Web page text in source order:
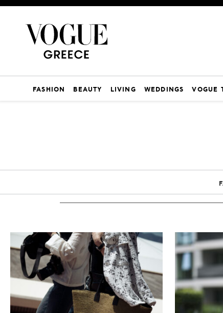
FASHION BEAUTY LIVING WEDDINGS VOGUE